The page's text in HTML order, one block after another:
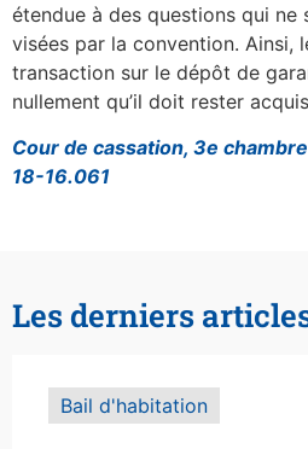
étendue à des questions qui ne
visées par la convention. Ainsi,
transaction sur le dépôt de
nullement qu’il doit rester
Cour de cassation, 3e
18-16.061
Les derniers
Bail d'habitation